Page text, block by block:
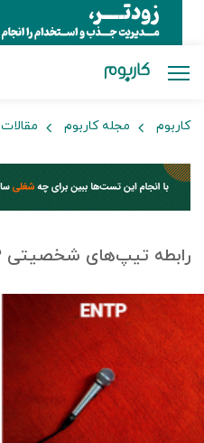
کاربوم مجله کاربوم مقالات
رابطه تیپ‌های شخصیتی ENTP و ESTP